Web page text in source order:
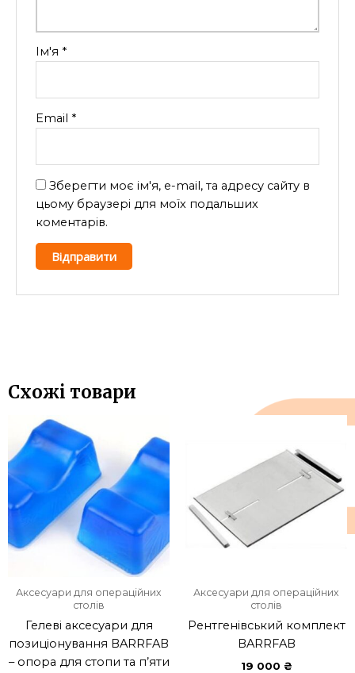
Ім'я *
Email *
Зберегти моє ім'я, e-mail, та адресу сайту в
цьому браузері для моїх подальших
коментарів.
a
i
v
:
Схожі товари
Аксесуари для операційних
столів
Гелеві аксесуари для
позиціонування BARRFAB
– опора для стопи та п’яти
Аксесуари для операційних
столів
Рентгенівський комплект
BARRFAB
19 000 ₴